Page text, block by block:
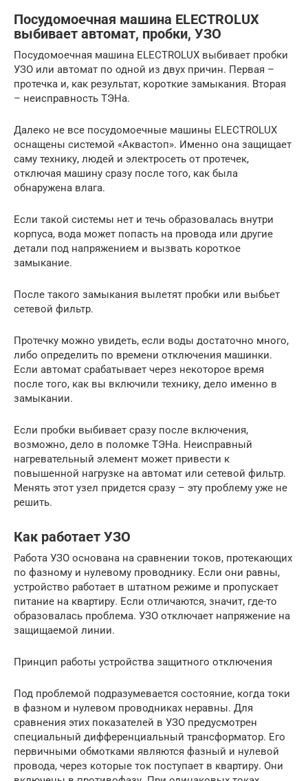
Посудомоечная машина ELECTROLUX
выбивает автомат, пробки, УЗО
Посудомоечная машина ELECTROLUX выбивает пробки
УЗО или автомат по одной из двух причин. Первая –
протечка и, как результат, короткие замыкания. Вторая
– неисправность ТЭНа.
Далеко не все посудомоечные машины ELECTROLUX
оснащены системой «Аквастоп». Именно она защищает
саму технику, людей и электросеть от протечек,
отключая машину сразу после того, как была
обнаружена влага.
Если такой системы нет и течь образовалась внутри
корпуса, вода может попасть на провода или другие
детали под напряжением и вызвать короткое
замыкание.
После такого замыкания вылетят пробки или выбьет
сетевой фильтр.
Протечку можно увидеть, если воды достаточно много,
либо определить по времени отключения машинки.
Если автомат срабатывает через некоторое время
после того, как вы включили технику, дело именно в
замыкании.
Если пробки выбивает сразу после включения,
возможно, дело в поломке ТЭНа. Неисправный
нагревательный элемент может привести к
повышенной нагрузке на автомат или сетевой фильтр.
Менять этот узел придется сразу – эту проблему уже не
решить.
Как работает УЗО
Работа УЗО основана на сравнении токов, протекающих
по фазному и нулевому проводнику. Если они равны,
устройство работает в штатном режиме и пропускает
питание на квартиру. Если отличаются, значит, где-то
образовалась проблема. УЗО отключает напряжение на
защищаемой линии.
Принцип работы устройства защитного отключения
Под проблемой подразумевается состояние, когда токи
в фазном и нулевом проводниках неравны. Для
сравнения этих показателей в УЗО предусмотрен
специальный дифференциальный трансформатор. Его
первичными обмотками являются фазный и нулевой
провода, через которые ток поступает в квартиру. Они